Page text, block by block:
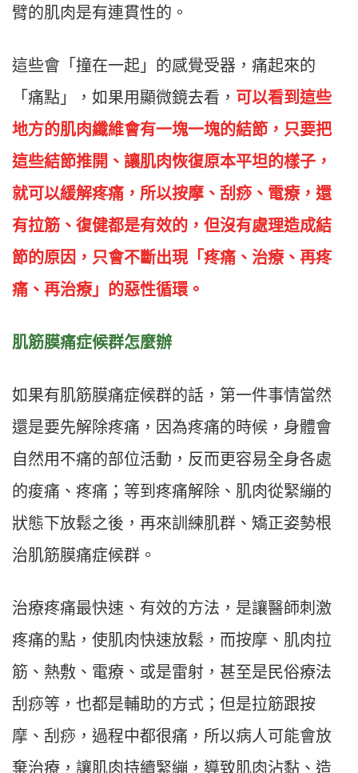
臂的肌肉是有連貫性的。
這些會「撞在一起」的感覺受器，痛起來的
「痛點」，如果用顯微鏡去看， 可以看到這些
地方的肌肉纖維會有一塊一塊的結節，只要把
這些結節推開、讓肌肉恢復原本平坦的樣子，
就可以緩解疼痛，所以按摩、刮痧、電療，還
有拉筋、復健都是有效的，但沒有處理造成結
節的原因，只會不斷出現「疼痛、治療、再疼
痛、再治療」的惡性循環。
肌筋膜痛症候群怎麼辦
如果有肌筋膜痛症候群的話，第一件事情當然
還是要先解除疼痛，因為疼痛的時候，身體會
自然用不痛的部位活動，反而更容易全身各處
的痠痛、疼痛；等到疼痛解除、肌肉從緊繃的
狀態下放鬆之後，再來訓練肌群、矯正姿勢根
治肌筋膜痛症候群。
治療疼痛最快速、有效的方法，是讓醫師刺激
疼痛的點，使肌肉快速放鬆，而按摩、肌肉拉
筋、熱敷、電療、或是雷射，甚至是民俗療法
刮痧等，也都是輔助的方式；但是拉筋跟按
摩、刮痧，過程中都很痛，所以病人可能會放
棄治療，讓肌肉持續緊繃，導致肌肉沾黏、造